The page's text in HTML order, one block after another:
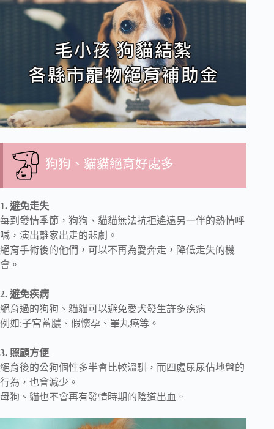
狗狗、貓貓絕育好處多
1. 避免走失
每到發情季節，狗狗、貓貓無法抗拒遙遠另一伴的熱情呼
喊，演出離家出走的悲劇。
絕育手術後的他們，可以不再為愛奔走，降低走失的機
會。
2. 避免疾病
絕育過的狗狗、貓貓可以避免愛犬發生許多疾病
例如:子宮蓄膿、假懷孕、睪丸癌等。
3. 照顧方便
絕育後的公狗個性多半會比較溫馴，而四處尿尿佔地盤的
行為，也會減少。
母狗、貓也不會再有發情時期的陰道出血。